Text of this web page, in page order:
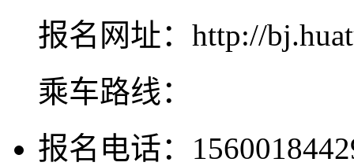
报名网址：http://
乘车路线：
报名电话：